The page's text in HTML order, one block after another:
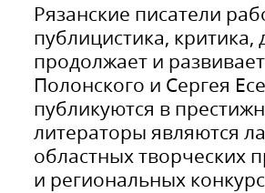
Рязанские писатели
публицистика,
продолжает и
Полонского и Сергея
публикуются в
литераторы являются
областных творческих
и региональных